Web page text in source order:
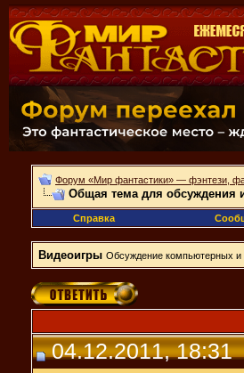
Форум «Мир фантастики» — фэнтези,
Общая тема для обсуждения
Справка
Видеоигры Обсуждение компьютерных и
04.12.2011, 18:31